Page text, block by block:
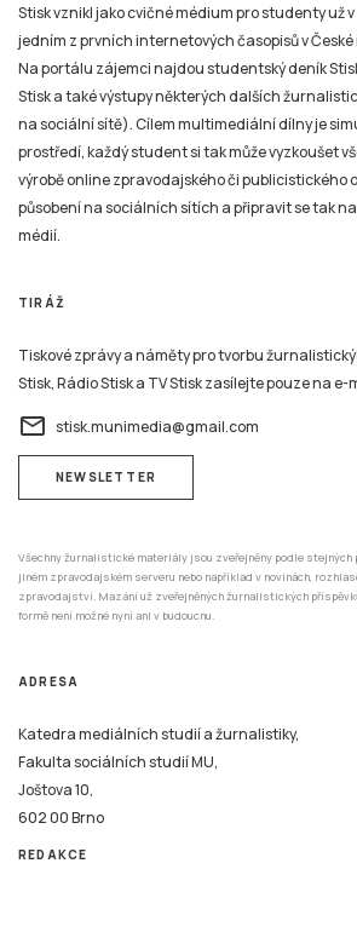
Stisk vznikl jako cvičné médium pro studenty už v
jedním z prvních internetových časopisů v České
Na portálu zájemci najdou studentský deník
Stisk a také výstupy některých dalších
na sociální sítě). Cílem multimediální dílny je
prostředí, každý student si tak může vyzkoušet
výrobě online zpravodajského či publicistického
působení na sociálních sítích a připravit se tak
médií.
TIRÁŽ
Tiskové zprávy a náměty pro tvorbu
Stisk, Rádio Stisk a TV Stisk zasílejte pouze na e-
email stisk.munimedia@gmail.com
NEWSLETTER
Všechny žurnalistické materiály jsou zveřejněny podle stejných
jiném zpravodajském serveru nebo například v novinách,
zpravodajství. Mazání už zveřejněných žurnalistických
formě není možné nyní ani v budoucnu.
ADRESA
Katedra mediálních studií a žurnalistiky,
Fakulta sociálních studií MU,
Joštova 10,
602 00 Brno
REDAKCE